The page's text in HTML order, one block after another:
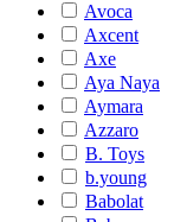
Avoca
Axcent
Axe
Aya Naya
Aymara
Azzaro
B. Toys
b.young
Babolat